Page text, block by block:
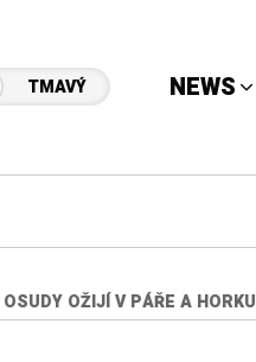
TMAVÝ NEWS
OŽIJÍ V PÁŘE A HORKU